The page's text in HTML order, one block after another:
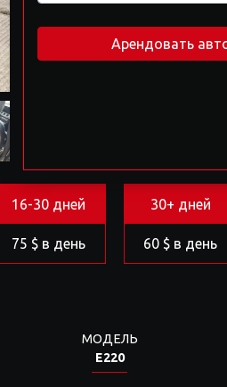
Арендовать
16-30 дней
75 $ в день
30+ дней
60 $ в день
МОДЕЛЬ
E220